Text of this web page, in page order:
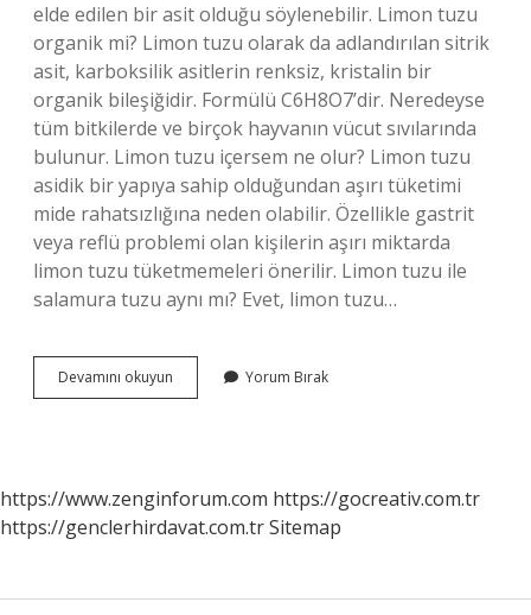
elde edilen bir asit olduğu söylenebilir. Limon tuzu
organik mi? Limon tuzu olarak da adlandırılan sitrik
asit, karboksilik asitlerin renksiz, kristalin bir
organik bileşiğidir. Formülü C6H8O7’dir. Neredeyse
tüm bitkilerde ve birçok hayvanın vücut sıvılarında
bulunur. Limon tuzu içersem ne olur? Limon tuzu
asidik bir yapıya sahip olduğundan aşırı tüketimi
mide rahatsızlığına neden olabilir. Özellikle gastrit
veya reflü problemi olan kişilerin aşırı miktarda
limon tuzu tüketmemeleri önerilir. Limon tuzu ile
salamura tuzu aynı mı? Evet, limon tuzu…
Devamını okuyun
Tozu
Yorum Bırak
https://www.zenginforum.com https://gocreativ.com.tr
https://genclerhirdavat.com.trSitemap